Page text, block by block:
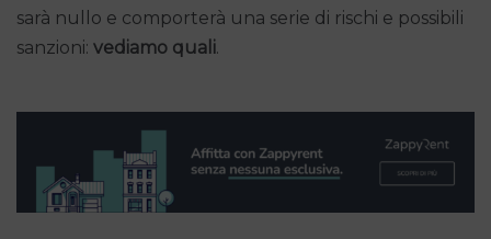
sarà nullo e comporterà una serie di rischi e possibili
sanzioni: vediamo quali.